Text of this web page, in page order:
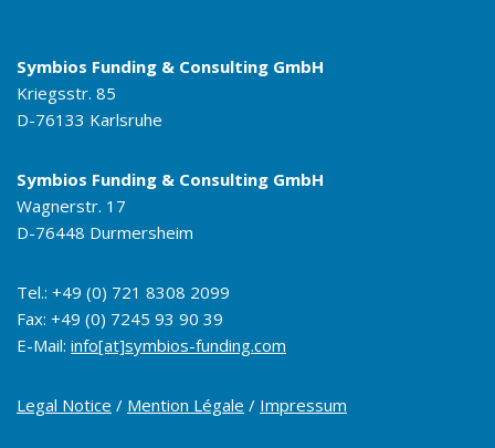
Symbios Funding & Consulting GmbH
Kriegsstr. 85
D-76133 Karlsruhe
Symbios Funding & Consulting GmbH
Wagnerstr. 17
D-76448 Durmersheim
Tel.: +49 (0) 721 8308 2099
Fax: +49 (0) 7245 93 90 39
E-Mail: info[at]symbios-funding.com
Legal Notice / Mention Légale / Impressum